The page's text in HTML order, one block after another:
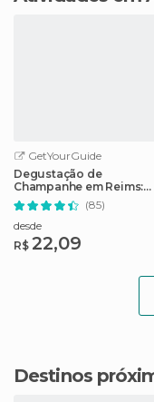
GetYourGuide
Degustação de
Champanhe em Reims:
Tour Adega G.H. Mumm
House
(85)
desde
R$ 22,09
Destinos